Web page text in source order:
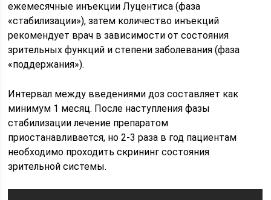
ежемесячные инъекции Луцентиса (фаза
«стабилизации»), затем количество инъекций
рекомендует врач в зависимости от состояния
зрительных функций и степени заболевания (фаза
«поддержания»).
Интервал между введениями доз составляет как
минимум 1 месяц. После наступления фазы
стабилизации лечение препаратом
приостанавливается, но 2-3 раза в год пациентам
необходимо проходить скрининг состояния
зрительной системы.